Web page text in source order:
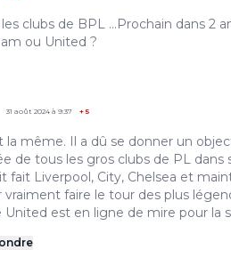
clubs de BPL ...Prochain dans 2
ou United ?
31 août 2024 à 9:37 +5
la même. Il a dû se donner un
de tous les gros clubs de PL dans
fait Liverpool, City, Chelsea et
vraiment faire le tour des plus
United est en ligne de mire pour la